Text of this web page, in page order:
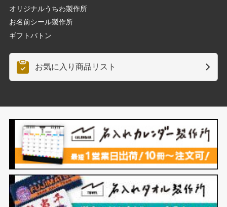
オリジナルうちわ製作所
お名前シール製作所
ギフトバトン
お気に入り商品リスト